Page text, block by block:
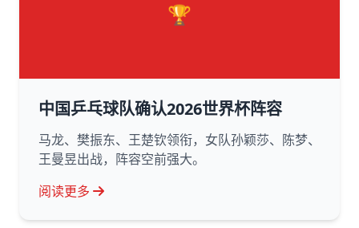
🏆
中国乒乓球队确认2026世界杯阵容
马龙、樊振东、王楚钦领衔，女队孙颖莎、陈梦、
王曼昱出战，阵容空前强大。
阅读更多